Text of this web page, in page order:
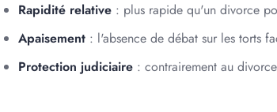
Rapidité relative : plus rapide qu'un divorce
Apaisement : l'absence de débat sur les torts
Protection judiciaire : contrairement au